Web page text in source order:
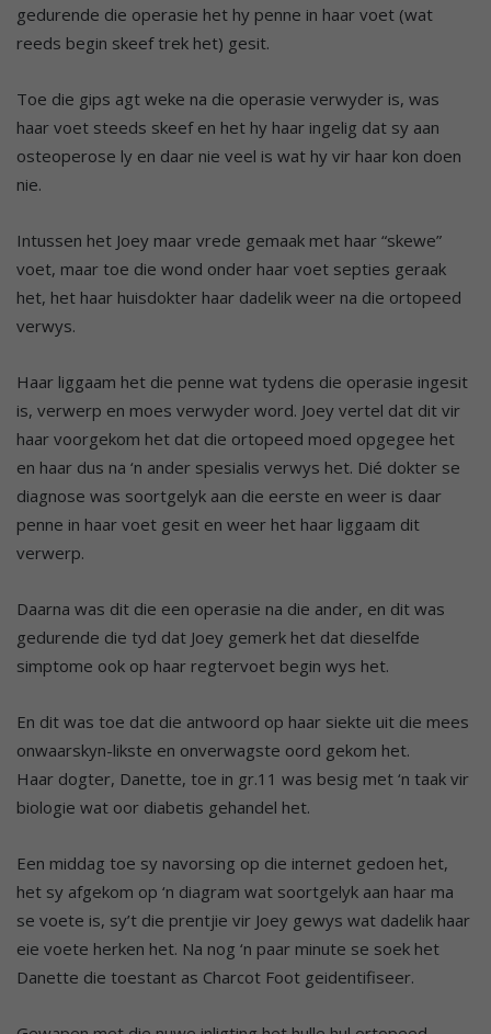
gedurende die operasie het hy penne in haar voet (wat
reeds begin skeef trek het) gesit.
Toe die gips agt weke na die operasie verwyder is, was
haar voet steeds skeef en het hy haar ingelig dat sy aan
osteoperose ly en daar nie veel is wat hy vir haar kon doen
nie.
Intussen het Joey maar vrede gemaak met haar “skewe”
voet, maar toe die wond onder haar voet septies geraak
het, het haar huisdokter haar dadelik weer na die ortopeed
verwys.
Haar liggaam het die penne wat tydens die operasie ingesit
is, verwerp en moes verwyder word. Joey vertel dat dit vir
haar voorgekom het dat die ortopeed moed opgegee het
en haar dus na ‘n ander spesialis verwys het. Dié dokter se
diagnose was soortgelyk aan die eerste en weer is daar
penne in haar voet gesit en weer het haar liggaam dit
verwerp.
Daarna was dit die een operasie na die ander, en dit was
gedurende die tyd dat Joey gemerk het dat dieselfde
simptome ook op haar regtervoet begin wys het.
En dit was toe dat die antwoord op haar siekte uit die mees
onwaarskyn-likste en onverwagste oord gekom het.
Haar dogter, Danette, toe in gr.11 was besig met ‘n taak vir
biologie wat oor diabetis gehandel het.
Een middag toe sy navorsing op die internet gedoen het,
het sy afgekom op ‘n diagram wat soortgelyk aan haar ma
se voete is, sy’t die prentjie vir Joey gewys wat dadelik haar
eie voete herken het. Na nog ‘n paar minute se soek het
Danette die toestant as Charcot Foot geidentifiseer.